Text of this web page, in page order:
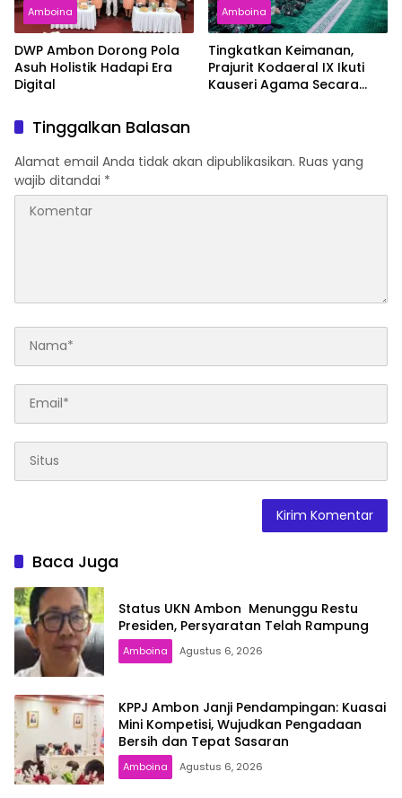
Amboina
DWP Ambon Dorong Pola
Asuh Holistik Hadapi Era
Digital
Amboina
Tingkatkan Keimanan,
Prajurit Kodaeral IX Ikuti
Kauseri Agama Secara
Tinggalkan Balasan
Alamat email Anda tidak akan dipublikasikan. Ruas yang
wajib ditandai *
Baca Juga
Status UKN Ambon Menunggu Restu
Presiden, Persyaratan Telah Rampung
Amboina Agustus 6, 2026
KPPJ Ambon Janji Pendampingan: Kuasai
Mini Kompetisi, Wujudkan Pengadaan
Bersih dan Tepat Sasaran
Amboina Agustus 6, 2026